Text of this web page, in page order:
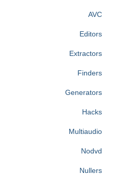
AVC
Editors
Extractors
Finders
Generators
Hacks
Multiaudio
Nodvd
Nullers